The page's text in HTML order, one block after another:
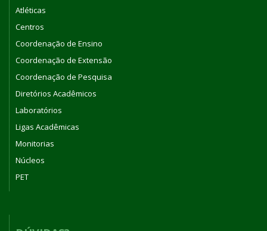
Atléticas
Centros
Coordenação de Ensino
Coordenação de Extensão
Coordenação de Pesquisa
Diretórios Acadêmicos
Laboratórios
Ligas Acadêmicas
Monitorias
Núcleos
PET